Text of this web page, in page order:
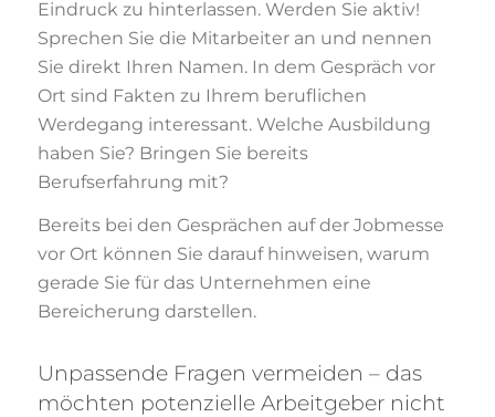
Eindruck zu hinterlassen. Werden Sie aktiv!
Sprechen Sie die Mitarbeiter an und nennen
Sie direkt Ihren Namen. In dem Gespräch vor
Ort sind Fakten zu Ihrem beruflichen
Werdegang interessant. Welche Ausbildung
haben Sie? Bringen Sie bereits
Berufserfahrung mit?
Bereits bei den Gesprächen auf der Jobmesse
vor Ort können Sie darauf hinweisen, warum
gerade Sie für das Unternehmen eine
Bereicherung darstellen.
Unpassende Fragen vermeiden – das
möchten potenzielle Arbeitgeber nicht